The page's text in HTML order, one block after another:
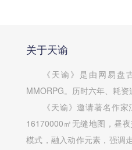
关于天谕
《天谕》是由网易
MMORPG。历时六年、耗资
《天谕》邀请著名作
16170000㎡无缝地图，昼
模式，融入动作元素，强调